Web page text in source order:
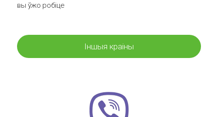
вы ўжо робіце
Іншыя краіны